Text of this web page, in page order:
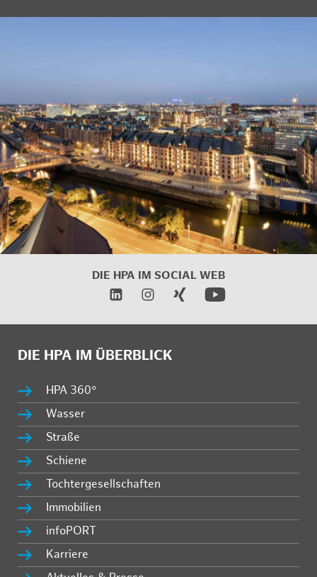
DIE HPA IM SOCIAL WEB
DIE HPA IM ÜBERBLICK
HPA 360°
Wasser
Straße
Schiene
Tochtergesellschaften
Immobilien
infoPORT
Karriere